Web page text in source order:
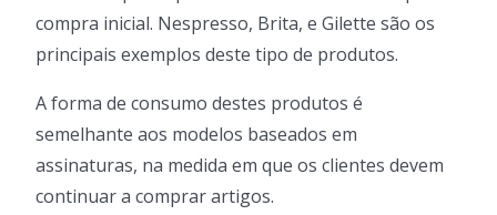
compra inicial. Nespresso, Brita, e Gilette são os
principais exemplos deste tipo de produtos.
A forma de consumo destes produtos é
semelhante aos modelos baseados em
assinaturas, na medida em que os clientes devem
continuar a comprar artigos.